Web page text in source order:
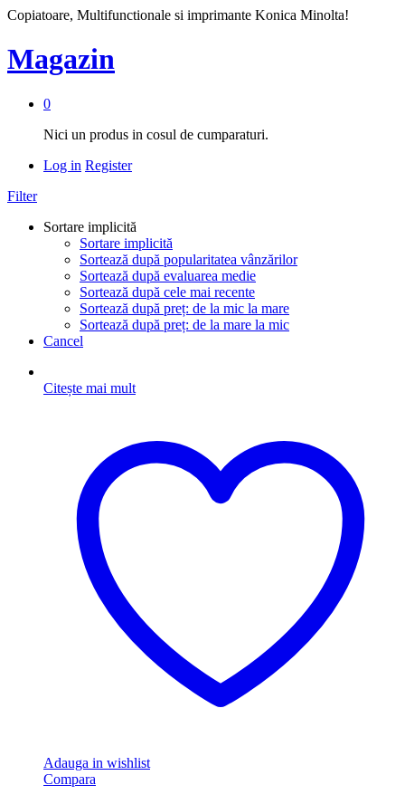
Copiatoare, Multifunctionale si imprimante Konica Minolta!
Magazin
0
Nici un produs in cosul de cumparaturi.
Log in Register
Filter
Sortare implicită
Sortare implicită
Sortează după popularitatea vânzărilor
Sortează după evaluarea medie
Sortează după cele mai recente
Sortează după preț: de la mic la mare
Sortează după preț: de la mare la mic
Cancel
Citește mai mult
Adauga in wishlist
Compara